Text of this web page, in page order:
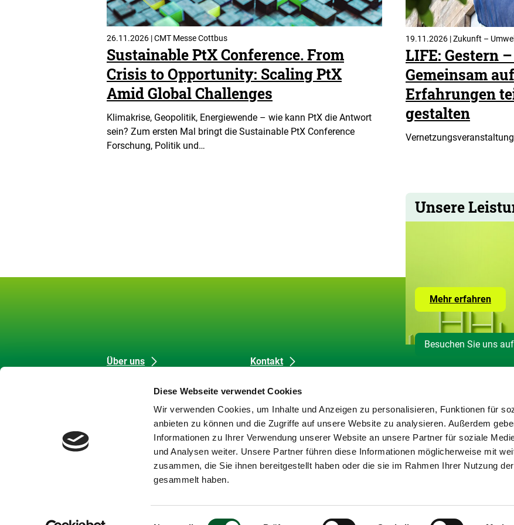
Diese Webseite verwendet Cookies
Wir verwenden Cookies, um Inhalte und Anzeigen zu personalisieren, Funktionen für
anbieten zu können und die Zugriffe auf unsere Website zu analysieren. Außerdem
Informationen zu Ihrer Verwendung unserer Website an unsere Partner für soziale
und Analysen weiter. Unsere Partner führen diese Informationen möglicherweise mit
zusammen, die Sie ihnen bereitgestellt haben oder die sie im Rahmen Ihrer Nutzung
gesammelt haben.
Einwilligungsauswahl
26.11.2026 | CMT Messe Cottbus
Sustainable PtX Conference. From
Crisis to Opportunity: Scaling PtX
Amid Global Challenges
Klimakrise, Geopolitik, Energiewende – wie kann PtX die Antwort
sein? Zum ersten Mal bringt die Sustainable PtX Conference
Forschung, Politik und…
19.11.2026 | Zukunft –
LIFE: Gestern
Gemeinsam
Erfahrungen
gestalten
Unsere
Mehr erfahrenZur
Seite
mit
den
der
Besuchen Sie uns auf
Unsere
Über uns
Strategische Aufgaben
Datenschutz
Barrierefreiheit
Kontakt
Cookie-Erklärung
Datenschutz
Impressum
Barrierefreiheit